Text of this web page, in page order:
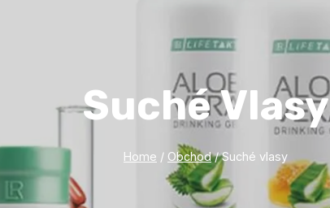
Suché Vlasy
Home / Obchod / Suché vlasy